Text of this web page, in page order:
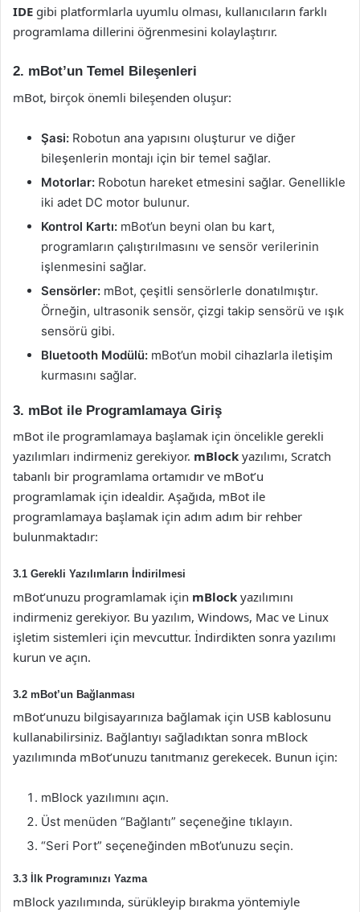
IDE gibi platformlarla uyumlu olması, kullanıcıların farklı
programlama dillerini öğrenmesini kolaylaştırır.
2. mBot’un Temel Bileşenleri
mBot, birçok önemli bileşenden oluşur:
Şasi: Robotun ana yapısını oluşturur ve diğer
bileşenlerin montajı için bir temel sağlar.
Motorlar: Robotun hareket etmesini sağlar. Genellikle
iki adet DC motor bulunur.
Kontrol Kartı: mBot’un beyni olan bu kart,
programların çalıştırılmasını ve sensör verilerinin
işlenmesini sağlar.
Sensörler: mBot, çeşitli sensörlerle donatılmıştır.
Örneğin, ultrasonik sensör, çizgi takip sensörü ve ışık
sensörü gibi.
Bluetooth Modülü: mBot’un mobil cihazlarla iletişim
kurmasını sağlar.
3. mBot ile Programlamaya Giriş
mBot ile programlamaya başlamak için öncelikle gerekli
yazılımları indirmeniz gerekiyor. mBlock yazılımı, Scratch
tabanlı bir programlama ortamıdır ve mBot’u
programlamak için idealdir. Aşağıda, mBot ile
programlamaya başlamak için adım adım bir rehber
bulunmaktadır:
3.1 Gerekli Yazılımların İndirilmesi
mBot’unuzu programlamak için mBlock yazılımını
indirmeniz gerekiyor. Bu yazılım, Windows, Mac ve Linux
işletim sistemleri için mevcuttur. İndirdikten sonra yazılımı
kurun ve açın.
3.2 mBot’un Bağlanması
mBot’unuzu bilgisayarınıza bağlamak için USB kablosunu
kullanabilirsiniz. Bağlantıyı sağladıktan sonra mBlock
yazılımında mBot’unuzu tanıtmanız gerekecek. Bunun için:
mBlock yazılımını açın.
Üst menüden “Bağlantı” seçeneğine tıklayın.
“Seri Port” seçeneğinden mBot’unuzu seçin.
3.3 İlk Programınızı Yazma
mBlock yazılımında, sürükleyip bırakma yöntemiyle